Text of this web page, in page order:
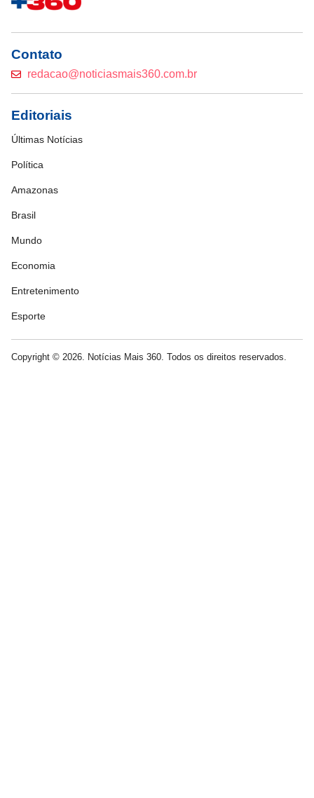
Contato
redacao@noticiasmais360.com.br
Editoriais
Últimas Notícias
Política
Amazonas
Brasil
Mundo
Economia
Entretenimento
Esporte
Copyright © 2026. Notícias Mais 360. Todos os direitos reservados.